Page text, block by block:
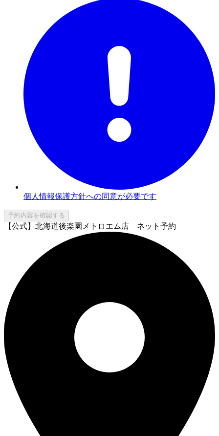
個人情報保護方針への同意が必要です
予約内容を確認する
【公式】北海道後楽園メトロエム店 ネット予約